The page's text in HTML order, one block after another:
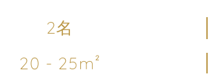
2名
20 - 25m²